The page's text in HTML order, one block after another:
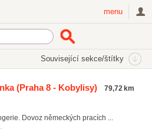
menu
Související sekce/štítky
(Praha 8 - Kobylisy) 79,72 km
Dovoz německých pracích ...